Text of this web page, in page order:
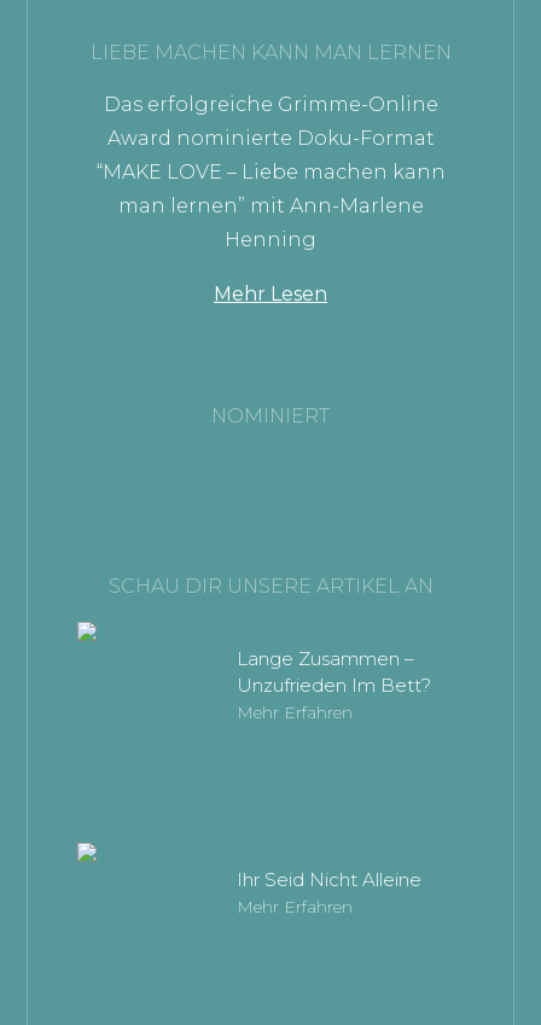
LIEBE MACHEN KANN MAN LERNEN
Das erfolgreiche Grimme-Online
Award nominierte Doku-Format
“MAKE LOVE – Liebe machen kann
man lernen” mit Ann-Marlene
Henning
Mehr Lesen
NOMINIERT
SCHAU DIR UNSERE ARTIKEL AN
Lange Zusammen –
Unzufrieden Im Bett?
Mehr Erfahren
Ihr Seid Nicht Alleine
Mehr Erfahren